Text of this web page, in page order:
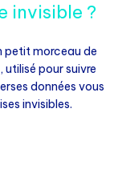
invisible ?
petit morceau de
utilisé pour suivre
données vous
invisibles.